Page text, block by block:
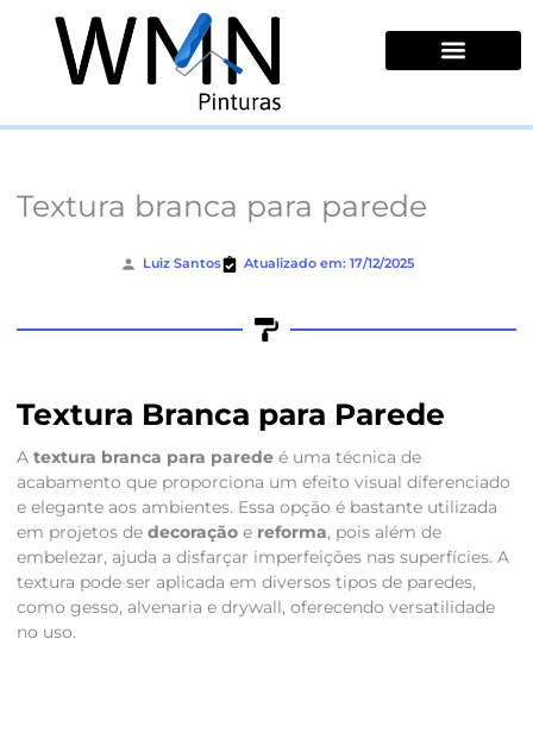
conteúdo
Textura branca para parede
Luiz Santos Atualizado em: 17/12/2025
Textura Branca para Parede
A textura branca para paredeé uma técnica de
acabamento que proporciona um efeito visual diferenciado
e elegante aos ambientes. Essa opção é bastante utilizada
em projetos de decoraçãoe reforma, pois além de
embelezar, ajuda a disfarçar imperfeições nas superfícies. A
textura pode ser aplicada em diversos tipos de paredes,
como gesso, alvenaria e drywall, oferecendo versatilidade
no uso.